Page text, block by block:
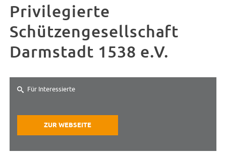
Privilegierte
Schützengesellschaft
Darmstadt 1538 e.V.
Für Interessierte
ZUR WEBSEITE